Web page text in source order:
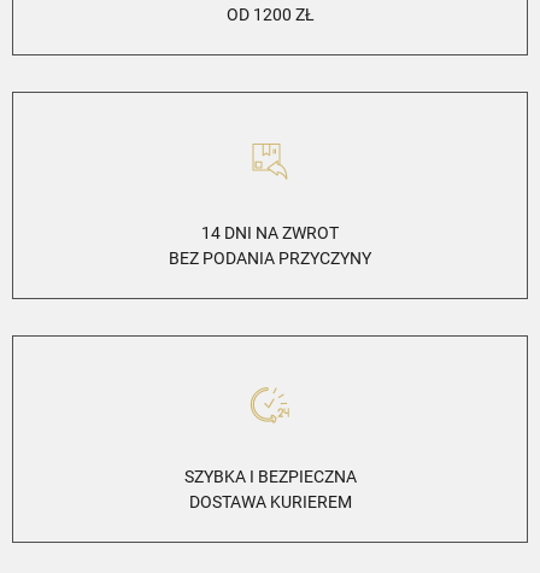
OD 1200 ZŁ
14 DNI NA ZWROT
BEZ PODANIA PRZYCZYNY
SZYBKA I BEZPIECZNA
DOSTAWA KURIEREM